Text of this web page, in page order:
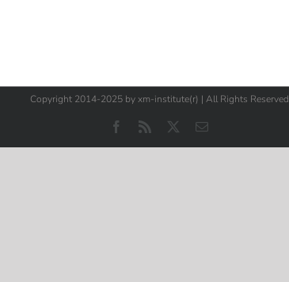
Copyright 2014-2025 by xm-institute(r) | All Rights Reserved
Facebook
Rss
E-